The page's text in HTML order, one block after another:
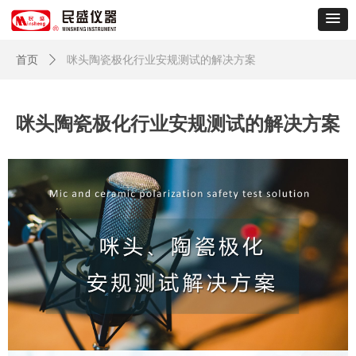
首页 ꄲ 咪头陶瓷极化行业安规测试的解决方案
咪头陶瓷极化行业安规测试的解决方案